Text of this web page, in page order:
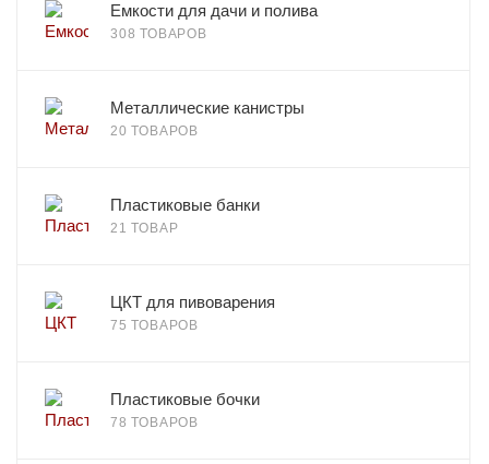
Емкости для дачи и полива
308 ТОВАРОВ
Металлические канистры
20 ТОВАРОВ
Пластиковые банки
21 ТОВАР
ЦКТ для пивоварения
75 ТОВАРОВ
Пластиковые бочки
78 ТОВАРОВ